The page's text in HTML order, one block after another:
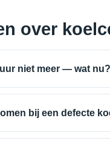
over
niet meer — wat nu?
bij een defecte